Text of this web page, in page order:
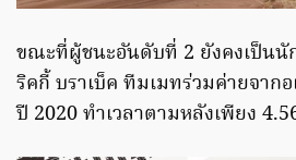
ขณะที่ผู้ชนะอันดับที่ 2 ยังคงเป็นนั
ริคกี้ บราเบ็ค ทีมเมทร่วมค่ายจาก
ปี 2020 ทำเวลาตามหลังเพียง